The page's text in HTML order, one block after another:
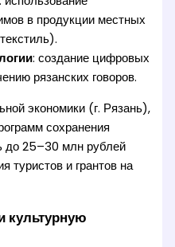
в продукции местных
: создание цифровых
рязанских говоров.
экономики (г. Рязань),
сохранения
до 25–30 млн рублей
туристов и грантов на
культурную